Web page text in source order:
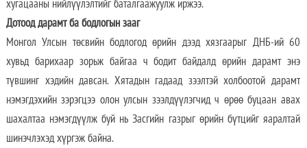
хугацааны нийлүүлэлтийг баталгаажуулж иржээ.
Дотоод дарамт ба бодлогын зааг
Монгол Улсын төсвийн бодлогод өрийн дээд хязгаарыг ДНБ-ий 60
хувьд барихаар зорьж байгаа ч бодит байдалд өрийн дарамт энэ
түвшинг хэдийн давсан. Хятадын гадаад зээлтэй холбоотой дарамт
нэмэгдэхийн зэрэгцээ олон улсын зээлдүүлэгчид ч өрөө буцаан авах
шахалтаа нэмэгдүүлж буй нь Засгийн газрыг өрийн бүтцийг яаралтай
шинэчлэхэд хүргэж байна.